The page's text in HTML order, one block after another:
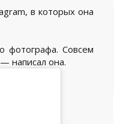
в которых она
фотографа. Совсем
написал она.